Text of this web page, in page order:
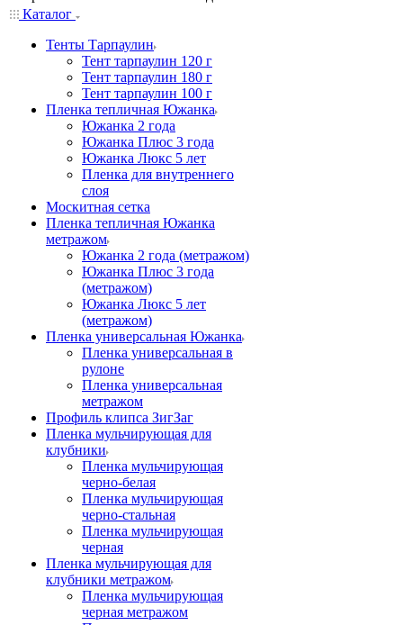
Каталог
Тенты Тарпаулин
Тент тарпаулин 120 г
Тент тарпаулин 180 г
Тент тарпаулин 100 г
Пленка тепличная Южанка
Южанка 2 года
Южанка Плюс 3 года
Южанка Люкс 5 лет
Пленка для внутреннего
слоя
Москитная сетка
Пленка тепличная Южанка
метражом
Южанка 2 года (метражом)
Южанка Плюс 3 года
(метражом)
Южанка Люкс 5 лет
(метражом)
Пленка универсальная Южанка
Пленка универсальная в
рулоне
Пленка универсальная
метражом
Профиль клипса ЗигЗаг
Пленка мульчирующая для
клубники
Пленка мульчирующая
черно-белая
Пленка мульчирующая
черно-стальная
Пленка мульчирующая
черная
Пленка мульчирующая для
клубники метражом
Пленка мульчирующая
черная метражом